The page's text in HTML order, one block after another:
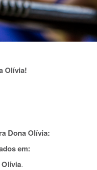
Olívia!
Dona Olívia:
em:
Olívia.